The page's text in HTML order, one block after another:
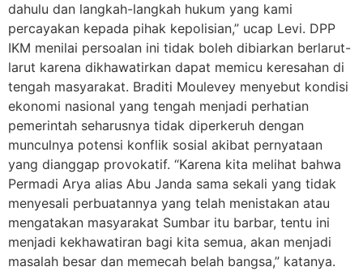
dahulu dan langkah-langkah hukum yang kami
percayakan kepada pihak kepolisian,” ucap Levi. DPP
IKM menilai persoalan ini tidak boleh dibiarkan berlarut-
larut karena dikhawatirkan dapat memicu keresahan di
tengah masyarakat. Braditi Moulevey menyebut kondisi
ekonomi nasional yang tengah menjadi perhatian
pemerintah seharusnya tidak diperkeruh dengan
munculnya potensi konflik sosial akibat pernyataan
yang dianggap provokatif. “Karena kita melihat bahwa
Permadi Arya alias Abu Janda sama sekali yang tidak
menyesali perbuatannya yang telah menistakan atau
mengatakan masyarakat Sumbar itu barbar, tentu ini
menjadi kekhawatiran bagi kita semua, akan menjadi
masalah besar dan memecah belah bangsa,” katanya.